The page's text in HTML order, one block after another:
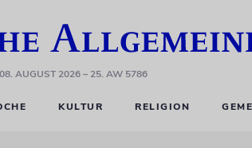
08. AUGUST 2026– 25. AW 5786
KULTUR RELIGION